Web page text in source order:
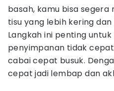
basah, kamu bisa
tisu yang lebih kering dan
Langkah ini penting
penyimpanan tidak
cabai cepat busuk.
cepat jadi lembap dan